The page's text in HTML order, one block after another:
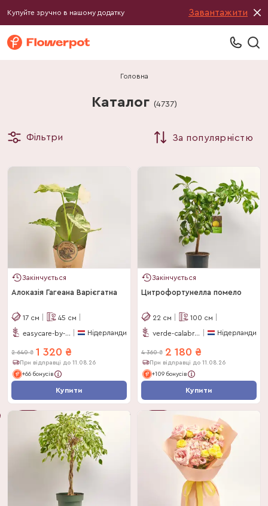
Купуйте зручно в нашому додатку Завантажити
Головна
Каталог (4737)
Фільтри За популярністю
Закінчується
Алоказія Гагеана Варієгатна
17 см 45 см
easycare-by-feldborg Нідерланди
2 640 ₴ 1 320 ₴
При відправці до 11.08.26
+66 бонусів
Купити
Закінчується
Цитрофортунелла помело
22 см 100 см
verde-calabria Нідерланди
4 360 ₴ 2 180 ₴
При відправці до 11.08.26
+109 бонусів
Купити